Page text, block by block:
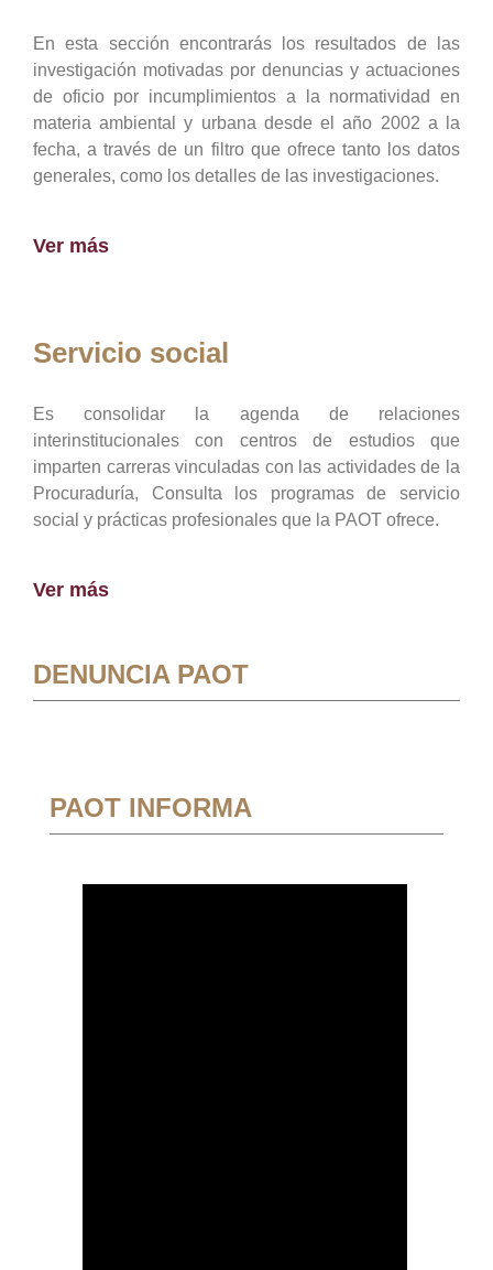
En esta sección encontrarás los resultados de las
investigación motivadas por denuncias y actuaciones
de oficio por incumplimientos a la normatividad en
materia ambiental y urbana desde el año 2002 a la
fecha, a través de un filtro que ofrece tanto los datos
generales, como los detalles de las investigaciones.
Ver más
Servicio social
Es consolidar la agenda de relaciones
interinstitucionales con centros de estudios que
imparten carreras vinculadas con las actividades de la
Procuraduría, Consulta los programas de servicio
social y prácticas profesionales que la PAOT ofrece.
Ver más
DENUNCIA PAOT
PAOT INFORMA